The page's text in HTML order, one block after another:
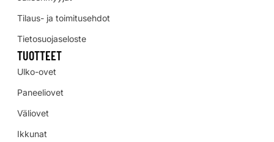
Tilaus- ja toimitusehdot
Tietosuojaseloste
TUOTTEET
Ulko-ovet
Paneeliovet
Väliovet
Ikkunat